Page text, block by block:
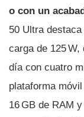
o con un
50 Ultra
carga de 125
día con cuatro
plataforma
16 GB de RAM